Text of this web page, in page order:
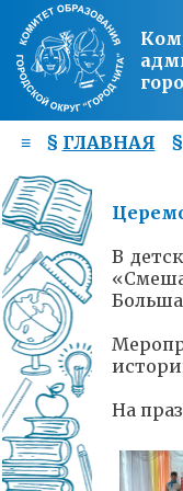
≡ § ГЛАВНАЯ §
В
На